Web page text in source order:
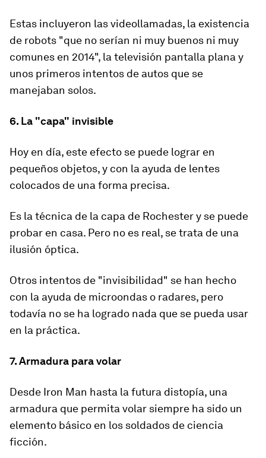
Estas incluyeron las videollamadas, la existencia
de robots "que no serían ni muy buenos ni muy
comunes en 2014", la televisión pantalla plana y
unos primeros intentos de autos que se
manejaban solos.
6. La "capa" invisible
Hoy en día, este efecto se puede lograr en
pequeños objetos, y con la ayuda de lentes
colocados de una forma precisa.
Es la técnica de la capa de Rochester y se puede
probar en casa. Pero no es real, se trata de una
ilusión óptica.
Otros intentos de "invisibilidad" se han hecho
con la ayuda de microondas o radares, pero
todavía no se ha logrado nada que se pueda usar
en la práctica.
7. Armadura para volar
Desde Iron Man hasta la futura distopía, una
armadura que permita volar siempre ha sido un
elemento básico en los soldados de ciencia
ficción.